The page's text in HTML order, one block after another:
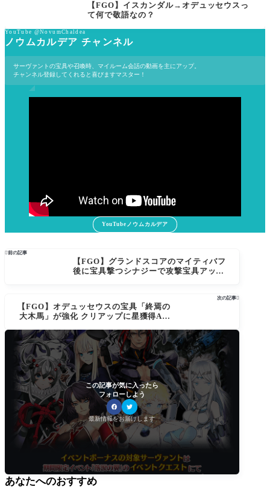
【FGO】イスカンダル→オデュッセウスっ
て何で敬語なの？
YouTube @NovumChaldea
ノウムカルデア チャンネル
サーヴァントの宝具や召喚時、マイルーム会話の動画を主にアップ。
チャンネル登録してくれると喜びますマスター！
YouTubeノウムカルデア
前の記事
【FGO】グランドスコアのマイティバフ
後に宝具撃つシナジーで攻撃宝具アップ
次の記事
【FGO】オデュッセウスの宝具「終焉の
大木馬」が強化 クリアップに星獲得A耐
この記事が気に入ったら
フォローしよう
最新情報をお届けします
あなたへのおすすめ